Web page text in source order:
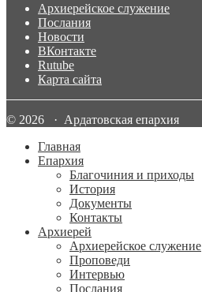
Архиерейское служение
Послания
Новости
ВКонтакте
Rutube
Карта сайта
© 2026 · Ардатовская епархия
Главная
Епархия
Благочиния и приходы
История
Документы
Контакты
Архиерей
Архиерейское служение
Проповеди
Интервью
Послания